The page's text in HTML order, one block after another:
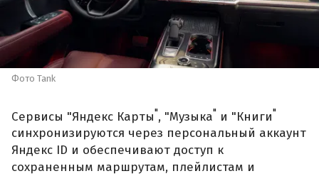
Фото Tank
Сервисы "Яндекс Карты", "Музыка" и "Книги"
синхронизируются через персональный аккаунт
Яндекс ID и обеспечивают доступ к
сохраненным маршрутам, плейлистам и